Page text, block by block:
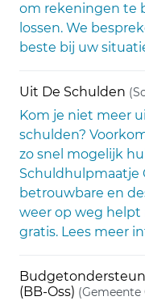
om rekeningen te
lossen. We
beste bij uw
Uit De Schulden
Kom je niet meer
schulden?
zo snel mogelijk
Schuldhulpmaatje
betrouwbare en
weer op weg helpt
gratis. Lees meer
(BB-Oss) (Gemeente